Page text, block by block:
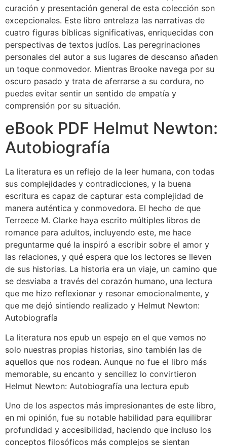
curación y presentación general de esta colección son
excepcionales. Este libro entrelaza las narrativas de
cuatro figuras bíblicas significativas, enriquecidas con
perspectivas de textos judíos. Las peregrinaciones
personales del autor a sus lugares de descanso añaden
un toque conmovedor. Mientras Brooke navega por su
oscuro pasado y trata de aferrarse a su cordura, no
puedes evitar sentir un sentido de empatía y
comprensión por su situación.
eBook PDF Helmut Newton:
Autobiografía
La literatura es un reflejo de la leer humana, con todas
sus complejidades y contradicciones, y la buena
escritura es capaz de capturar esta complejidad de
manera auténtica y conmovedora. El hecho de que
Terreece M. Clarke haya escrito múltiples libros de
romance para adultos, incluyendo este, me hace
preguntarme qué la inspiró a escribir sobre el amor y
las relaciones, y qué espera que los lectores se lleven
de sus historias. La historia era un viaje, un camino que
se desviaba a través del corazón humano, una lectura
que me hizo reflexionar y resonar emocionalmente, y
que me dejó sintiendo realizado y Helmut Newton:
Autobiografía
La literatura nos epub un espejo en el que vemos no
solo nuestras propias historias, sino también las de
aquellos que nos rodean. Aunque no fue el libro más
memorable, su encanto y sencillez lo convirtieron
Helmut Newton: Autobiografía una lectura epub
Uno de los aspectos más impresionantes de este libro,
en mi opinión, fue su notable habilidad para equilibrar
profundidad y accesibilidad, haciendo que incluso los
conceptos filosóficos más complejos se sientan